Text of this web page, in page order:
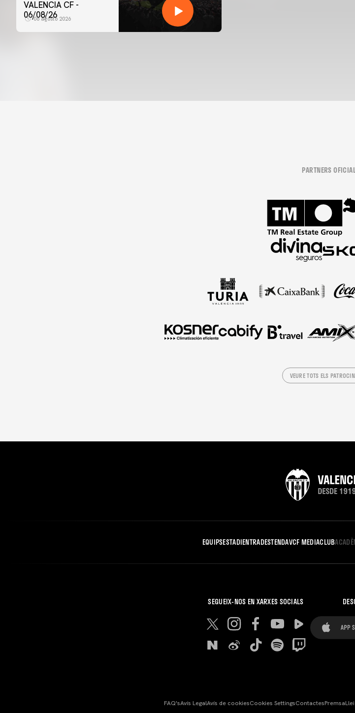
VALENCIA CF -
06/08/26
06 agosto 2026
PARTNERS
VEURE TOTS ELS
EQUIPSESTADIENTRADESTENDAVCF MEDIACLUB
SEGUEIX-NOS EN XARXES SOCIALS
FAQ'sAvís LegalAvís de cookiesCookies SettingsContactesPremsa